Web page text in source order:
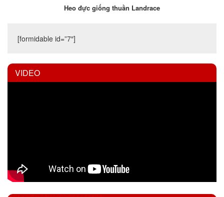
Heo đực giống thuần Landrace
[formidable id=”7″]
VIDEO